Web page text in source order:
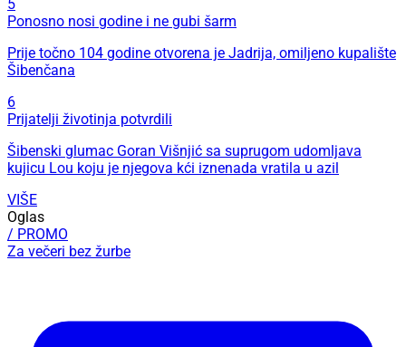
5
Ponosno nosi godine i ne gubi šarm
Prije točno 104 godine otvorena je Jadrija, omiljeno kupalište
Šibenčana
6
Prijatelji životinja potvrdili
Šibenski glumac Goran Višnjić sa suprugom udomljava
kujicu Lou koju je njegova kći iznenada vratila u azil
VIŠE
Oglas
/ PROMO
Za večeri bez žurbe